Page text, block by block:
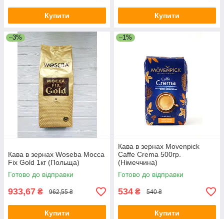
Купити Купити
–3%
Кава в зернах Woseba Mocca
Fix Gold 1кг (Польща)
Готово до відправки
933,67 ₴ 962,55 ₴
Купити
–1%
Кава в зернах Movenpick
Caffe Crema 500гр.
(Німеччина)
Готово до відправки
534 ₴ 540 ₴
Купити